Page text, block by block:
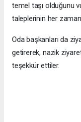
temel taşı olduğunu
taleplerinin her
Oda başkanları da
getirerek, nazik
teşekkür ettiler.